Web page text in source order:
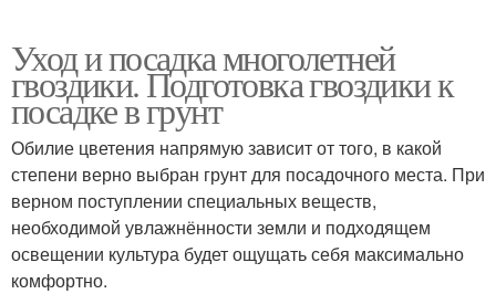
Уход и посадка многолетней
гвоздики. Подготовка гвоздики к
посадке в грунт
Обилие цветения напрямую зависит от того, в какой
степени верно выбран грунт для посадочного места. При
верном поступлении специальных веществ,
необходимой увлажнённости земли и подходящем
освещении культура будет ощущать себя максимально
комфортно.